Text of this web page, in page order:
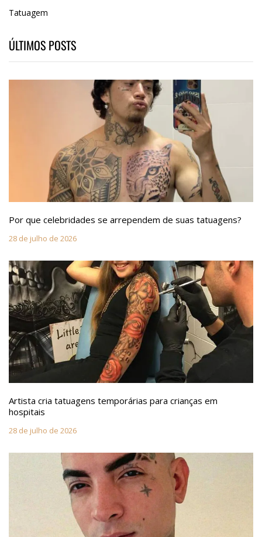
Tatuagem
ÚLTIMOS POSTS
Por que celebridades se arrependem de suas tatuagens?
28 de julho de 2026
Artista cria tatuagens temporárias para crianças em
hospitais
28 de julho de 2026